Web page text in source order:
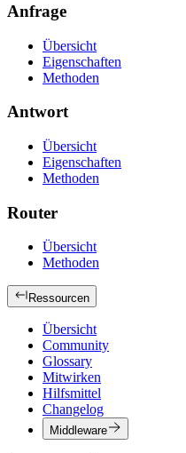
Anfrage
Übersicht
Eigenschaften
Methoden
Antwort
Übersicht
Eigenschaften
Methoden
Router
Übersicht
Methoden
Ressourcen
Übersicht
Community
Glossary
Mitwirken
Hilfsmittel
Changelog
Middleware